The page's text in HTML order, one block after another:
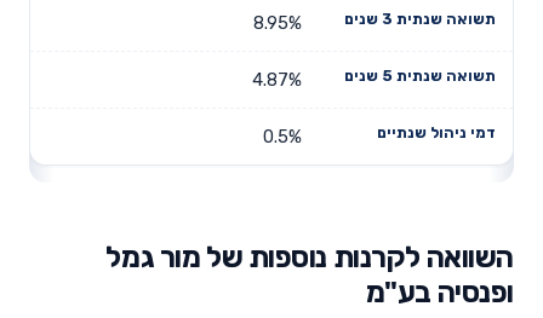
8.95%
4.87%
0.5%
השוואה לקרנות נוספות של מור גמל
ופנסיה בע"מ